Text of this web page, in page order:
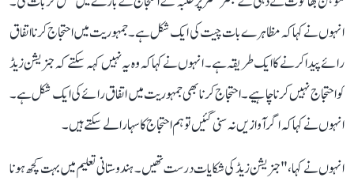
انہوں نے کہا کہ مظاہرے بات چیت کی ایک شکل ہے۔ جمہوریت میں احتجاج کرنا اتفاق
رائے پیدا کرنے کا ایک طریقہ ہے۔ انہوں نے کہا کہ وہ یہ نہیں کہہ سکتے کہ جنریشن زیڈ
کو احتجاج نہیں کرنا چاہیے۔احتجاج کرنا بھی جمہوریت میں اتفاق رائے کی ایک شکل ہے۔
انہو ں نے کہا کہ اگر آوازیں نہ سنی گئیں تو ہم احتجاج کا سہارا لے سکتے ہیں۔
انہوں نے کہا، " جنریشن زیڈ کی شکایات درست تھیں۔ ہندوستانی تعلیم میں بہت کچھ ہونا